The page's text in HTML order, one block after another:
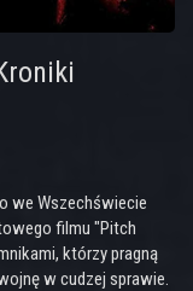
we Wszechświecie
filmu "Pitch
którzy pragną
w cudzej sprawie.